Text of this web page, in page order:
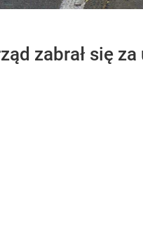
zabrał się